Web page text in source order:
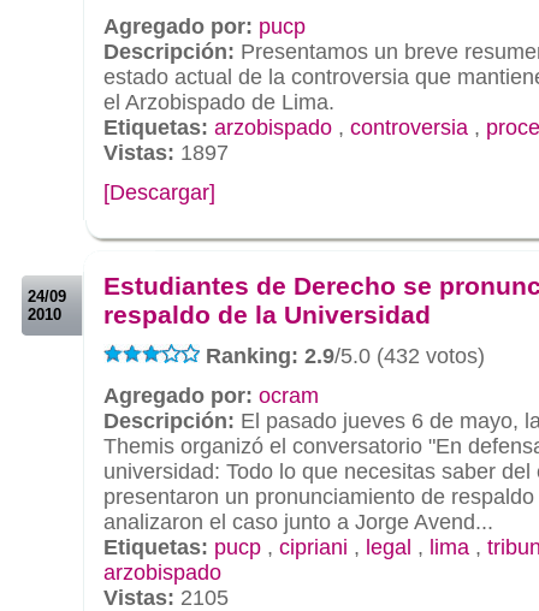
Agregado por: pucp
Descripción: Presentamos un breve
estado actual de la controversia que
el Arzobispado de Lima.
Etiquetas: arzobispado , controversia ,
Vistas: 1897
[Descargar]
24/09
2010
Estudiantes de Derecho se
respaldo de la Universidad
Ranking: 2.9/5.0 (432 votos)
Agregado por: ocram
Descripción: El pasado jueves 6 de mayo,
Themis organizó el conversatorio "En
universidad: Todo lo que necesitas saber
presentaron un pronunciamiento de
analizaron el caso junto a Jorge Avend...
Etiquetas: pucp , cipriani , legal , lima ,
arzobispado
Vistas: 2105